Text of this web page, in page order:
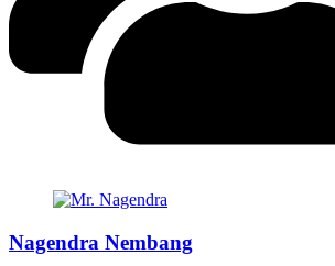
Nagendra Nembang